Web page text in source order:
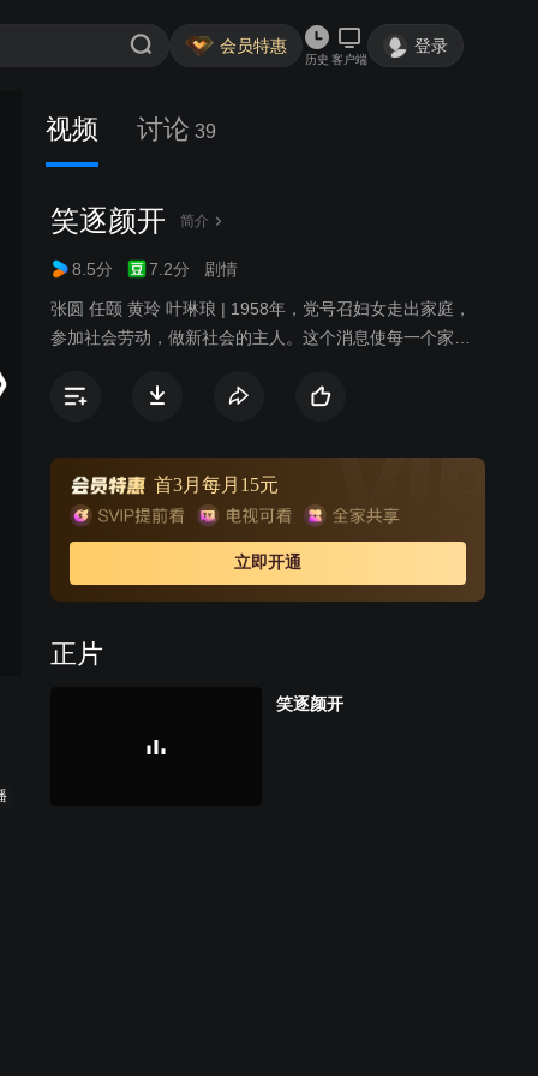
会员特惠
历史 客户端
登录
视频 讨论 39
笑逐颜开 简介
8.5分 7.2分 剧情
张圆 任颐 黄玲 叶琳琅 | 1958年，党号召妇女走出家庭，
参加社会劳动，做新社会的主人。这个消息使每一个家庭
的罗玉华（金迪 饰）、嘴尖心好的胡桂贞（黄玲 饰）、好
老婆就该在家里生儿育女，伺候丈夫。但何慧英决意参加
妇女建筑工程队，丁国才一怒之下，赶走了何慧英。妇女
建筑工程队在困难中诞生成长，何慧英以实际行动团结教
育反对自己的胡桂贞，说服教育态度生硬的罗玉华，带动
不愿意干活的王丽云。
首3月每月15元
立即开通
正片
笑逐颜开